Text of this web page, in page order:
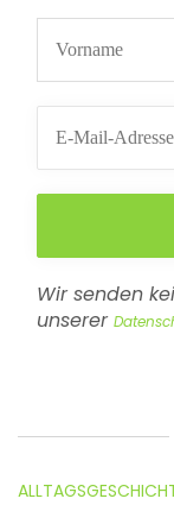
Wir senden
unserer